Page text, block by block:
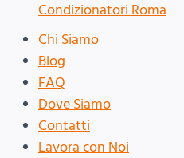
Chi Siamo
Blog
FAQ
Dove Siamo
Contatti
Lavora con Noi